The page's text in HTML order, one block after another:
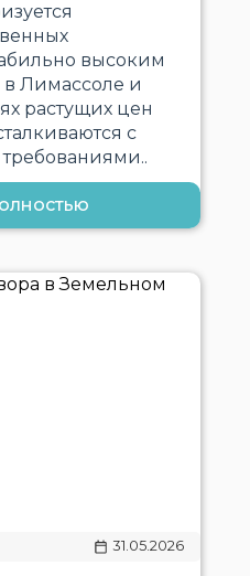
высоким
Лимассоле и
растущих цен
с
31.05.2026